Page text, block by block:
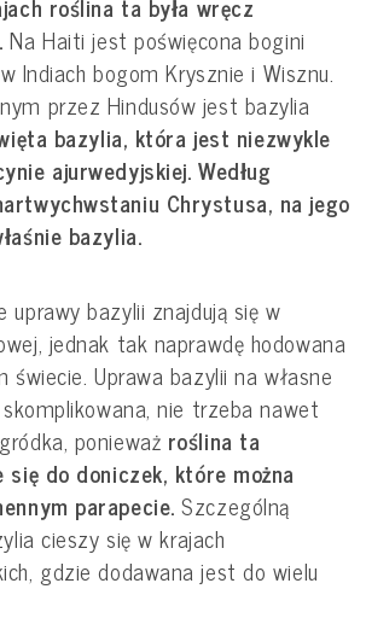
roślina ta była wręcz
Na Haiti jest poświęcona bogini
Indiach bogom Krysznie i Wisznu.
przez Hindusów jest bazylia
bazylia, która jest niezwykle
ajurwedyjskiej. Według
Chrystusa, na jego
bazylia.
uprawy bazylii znajdują się w
jednak tak naprawdę hodowana
świecie. Uprawa bazylii na własne
nie trzeba nawet
ponieważ roślina ta
się do doniczek, które można
parapecie. Szczególną
cieszy się w krajach
gdzie dodawana jest do wielu